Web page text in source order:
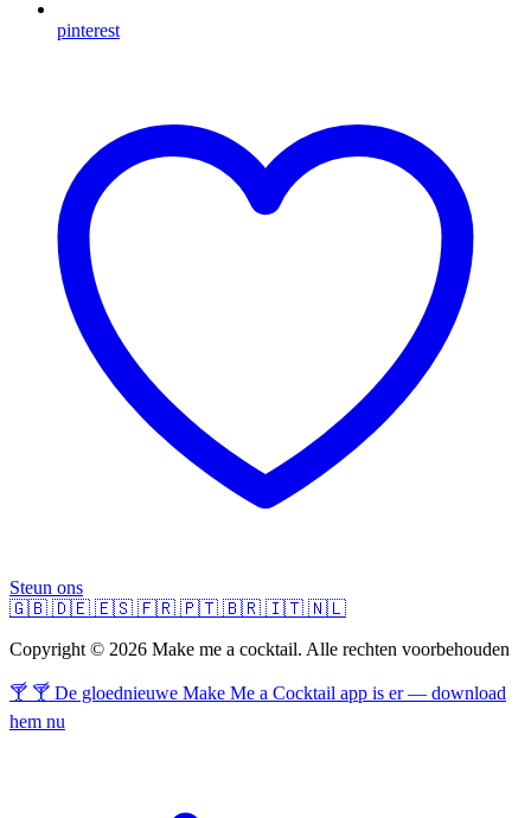
pinterest
Steun ons
🇬🇧 🇩🇪 🇪🇸 🇫🇷 🇵🇹 🇧🇷 🇮🇹 🇳🇱
Copyright © 2026 Make me a cocktail. Alle rechten voorbehouden
🍸 🍸 De gloednieuwe Make Me a Cocktail app is er — download
hem nu